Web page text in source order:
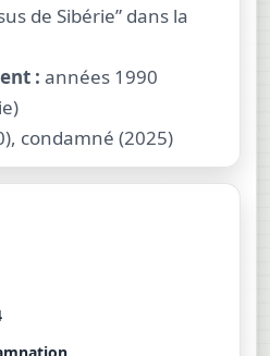
de Sibérie” dans la
: années 1990
condamné (2025)